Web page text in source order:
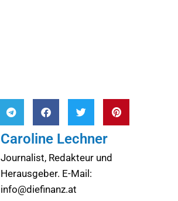
Caroline Lechner
Journalist, Redakteur und
Herausgeber. E-Mail:
info@diefinanz.at